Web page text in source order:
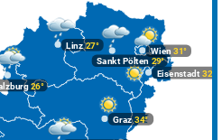
Graz34°
Linz27°
26°
Wien 31°
Eisenstadt 32°
Sankt Pölten 29°